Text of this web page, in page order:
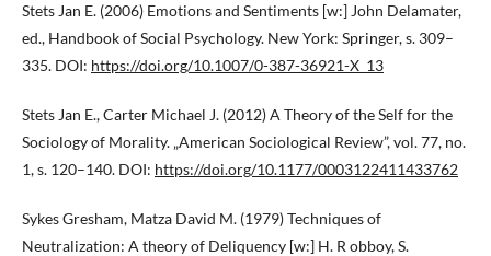
Stets Jan E. (2006) Emotions and Sentiments [w:] John Delamater,
ed., Handbook of Social Psychology. New York: Springer, s. 309–
335. DOI: https://doi.org/10.1007/0-387-36921-X_13
Stets Jan E., Carter Michael J. (2012) A Theory of the Self for the
Sociology of Morality. „American Sociological Review”, vol. 77, no.
1, s. 120–140. DOI: https://doi.org/10.1177/0003122411433762
Sykes Gresham, Matza David M. (1979) Techniques of
Neutralization: A theory of Deliquency [w:] H. R obboy, S.